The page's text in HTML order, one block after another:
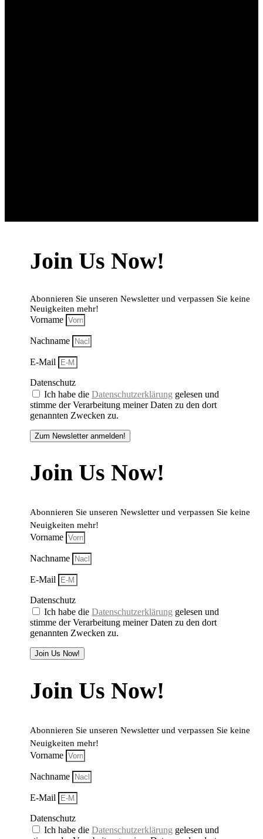
Join Us Now!
Abonnieren Sie unseren Newsletter und verpassen Sie keine
Neuigkeiten mehr!
Vorname
Nachname
E-Mail
Datenschutz
Ich habe dieDatenschutzerklärung gelesen und
stimme der Verarbeitung meiner Daten zu den dort
genannten Zwecken zu.
Zum Newsletter anmelden!
Join Us Now!
Abonnieren Sie unseren Newsletter und verpassen Sie keine
Neuigkeiten mehr!
Vorname
Nachname
E-Mail
Datenschutz
Ich habe dieDatenschutzerklärung gelesen und
stimme der Verarbeitung meiner Daten zu den dort
genannten Zwecken zu.
Join Us Now!
Join Us Now!
Abonnieren Sie unseren Newsletter und verpassen Sie keine
Neuigkeiten mehr!
Vorname
Nachname
E-Mail
Datenschutz
Ich habe dieDatenschutzerklärung gelesen und